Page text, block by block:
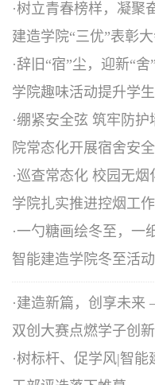
·树立青春榜样，凝
建造学院“三优”表彰
·辞旧“宿”尘，迎新“
学院趣味活动提升学
·绷紧安全弦 筑牢防
院常态化开展宿舍安
·巡查常态化 校园无
学院扎实推进控烟工作
·一勺糖画绘冬至，
智能建造学院冬至活
·建造新篇，创享未
双创大赛点燃学子创
·树标杆、促学风|智能